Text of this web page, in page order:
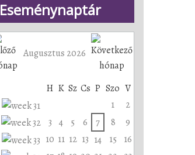
Eseménynaptár
Augusztus 2026
H K Sz Cs P Szo V
1
2
3 4 5 6 7 8
9
10 11 12 13 14 15
16